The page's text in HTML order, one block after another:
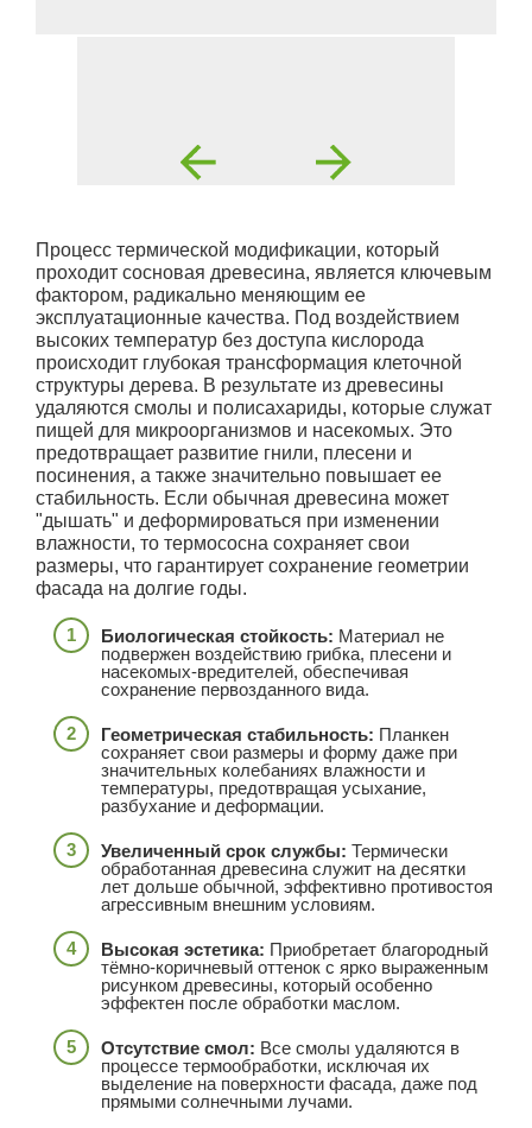
Процесс термической модификации, который
проходит сосновая древесина, является ключевым
фактором, радикально меняющим ее
эксплуатационные качества. Под воздействием
высоких температур без доступа кислорода
происходит глубокая трансформация клеточной
структуры дерева. В результате из древесины
удаляются смолы и полисахариды, которые служат
пищей для микроорганизмов и насекомых. Это
предотвращает развитие гнили, плесени и
посинения, а также значительно повышает ее
стабильность. Если обычная древесина может
"дышать" и деформироваться при изменении
влажности, то термососна сохраняет свои
размеры, что гарантирует сохранение геометрии
фасада на долгие годы.
Биологическая стойкость: Материал не
подвержен воздействию грибка, плесени и
насекомых-вредителей, обеспечивая
сохранение первозданного вида.
Геометрическая стабильность: Планкен
сохраняет свои размеры и форму даже при
значительных колебаниях влажности и
температуры, предотвращая усыхание,
разбухание и деформации.
Увеличенный срок службы: Термически
обработанная древесина служит на десятки
лет дольше обычной, эффективно противостоя
агрессивным внешним условиям.
Высокая эстетика: Приобретает благородный
тёмно-коричневый оттенок с ярко выраженным
рисунком древесины, который особенно
эффектен после обработки маслом.
Отсутствие смол: Все смолы удаляются в
процессе термообработки, исключая их
выделение на поверхности фасада, даже под
прямыми солнечными лучами.